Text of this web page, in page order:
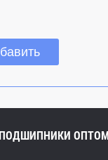
ПОДШИПНИКИ ОПТОМ